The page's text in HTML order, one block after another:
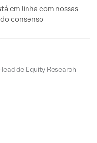
em linha com nossas
consenso
de Equity Research